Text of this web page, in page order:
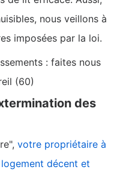
nous veillons à
imposées par la loi.
: faites nous
(60)
des
votre propriétaire à
décent et